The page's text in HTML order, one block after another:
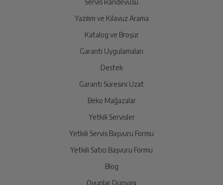
Ürünü eksiksiz ve hasarsız olarak faturası ile birlikte
İade Talebiniz Onaylansın
Yetkili servis gerekli kontrolleri sağladıktan sonra İade
süreciniz tamamlanacaktır.
Ücretiniz İade Edilsin
Servis Randevusu
Yazılım ve Kılavuz Arama
Katalog ve Broşür
Garanti Uygulamaları
Destek
Garanti Süresini Uzat
Beko Mağazalar
Yetkili Servisler
Yetkili Servis Başvuru Formu
Yetkili Satıcı Başvuru Formu
Blog
Oyunlar Dünyası